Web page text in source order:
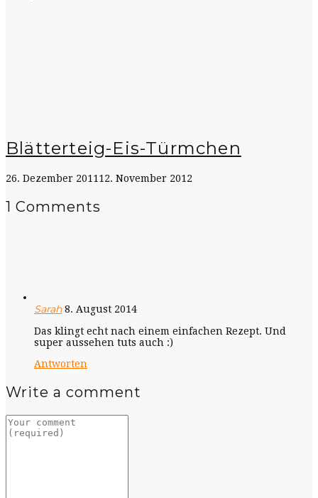
Blätterteig-Eis-Türmchen
26. Dezember 201112. November 2012
1 Comments
Sarah 8. August 2014
Das klingt echt nach einem einfachen Rezept. Und
super aussehen tuts auch :)
Antworten
Write a comment